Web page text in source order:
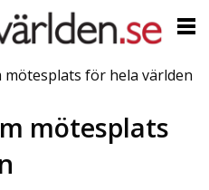
mötesplats för hela världen
mötesplats